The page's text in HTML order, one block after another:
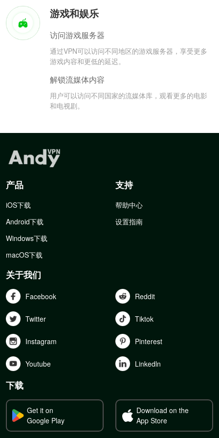
游戏和娱乐
访问游戏服务器
通过VPN可以访问不同地区的游戏服务器，享受更多
游戏内容和更低的延迟。
解锁流媒体内容
用户可以访问不同国家的流媒体库，观看更多的电影
和电视剧。
产品
iOS下载
Android下载
Windows下载
macOS下载
支持
帮助中心
设置指南
关于我们
Facebook Reddit
Twitter Tiktok
Instagram Pinterest
Youtube Linkedln
下载
Get it on
Google Play
Download on the
App Store